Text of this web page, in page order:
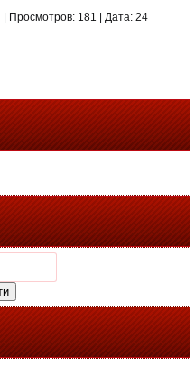
Просмотров: 181 |Дата: 24